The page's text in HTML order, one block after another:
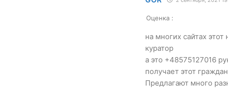
Оценка :
на многих сайтах
куратор
а это +48575127016
получает этот
Предлагают много